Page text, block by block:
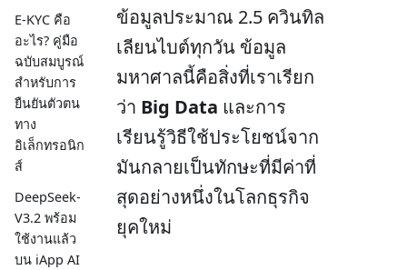
E-KYC คือ
อะไร? คู่มือ
ฉบับสมบูรณ์
สำหรับการ
ยืนยันตัวตน
ทาง
อิเล็กทรอนิก
ส์
DeepSeek-
V3.2 พร้อม
ใช้งานแล้ว
บน iApp AI
ข้อมูลประมาณ 2.5 ควินทิล
เลียนไบต์ทุกวัน ข้อมูล
มหาศาลนี้คือสิ่งที่เราเรียก
ว่า Big Data และการ
เรียนรู้วิธีใช้ประโยชน์จาก
มันกลายเป็นทักษะที่มีค่าที่
สุดอย่างหนึ่งในโลกธุรกิจ
ยุคใหม่